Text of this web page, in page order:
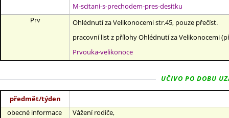
M-scitani-s-prechodem-pres-desitku
Prv
Ohlédnutí za Velikonocemi str.45, pouze přečíst.
pracovní list z přílohy Ohlédnutí za Velikonocemi
Prvouka-velikonoce
UČIVO PO DOBU
předmět/týden
obecné informace
Vážení rodiče,